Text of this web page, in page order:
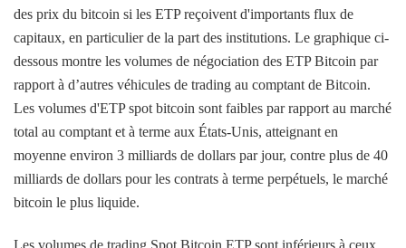
des prix du bitcoin si les ETP reçoivent d'importants flux de
capitaux, en particulier de la part des institutions. Le graphique ci-
dessous montre les volumes de négociation des ETP Bitcoin par
rapport à d’autres véhicules de trading au comptant de Bitcoin.
Les volumes d'ETP spot bitcoin sont faibles par rapport au marché
total au comptant et à terme aux États-Unis, atteignant en
moyenne environ 3 milliards de dollars par jour, contre plus de 40
milliards de dollars pour les contrats à terme perpétuels, le marché
bitcoin le plus liquide.